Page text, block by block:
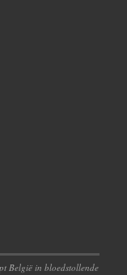
België in bloedstollende